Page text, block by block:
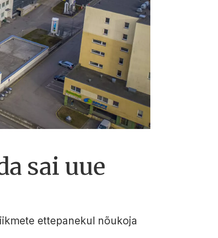
sai uue
ettepanekul nõukoja